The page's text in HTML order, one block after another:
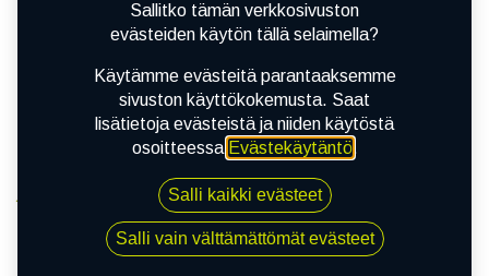
155/80R13 79T MARSHAL MH15
Sallitko tämän verkkosivuston
evästeiden käytön tällä selaimella?
Käytämme evästeitä parantaaksemme
sivuston käyttökokemusta. Saat
lisätietoja evästeistä ja niiden käytöstä
osoitteessa Evästekäytäntö.
Salli kaikki evästeet
Salli vain välttämättömät evästeet